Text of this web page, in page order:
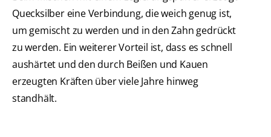
Quecksilber eine Verbindung, die weich genug ist,
um gemischt zu werden und in den Zahn gedrückt
zu werden. Ein weiterer Vorteil ist, dass es schnell
aushärtet und den durch Beißen und Kauen
erzeugten Kräften über viele Jahre hinweg
standhält.